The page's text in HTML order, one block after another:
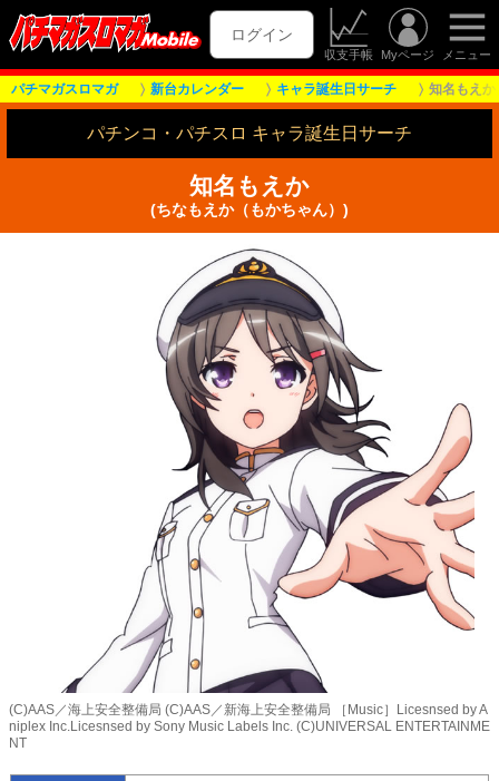
ログイン
収支手帳 Myページ メニュー
パチマガスロマガ 新台カレンダー キャラ誕生日サーチ 知名もえか
パチンコ・パチスロ キャラ誕生日サーチ
知名もえか
(ちなもえか（もかちゃん）)
(C)AAS／海上安全整備局 (C)AAS／新海上安全整備局 ［Music］Licesnsed by A
niplex Inc.Licesnsed by Sony Music Labels Inc. (C)UNIVERSAL ENTERTAINME
NT